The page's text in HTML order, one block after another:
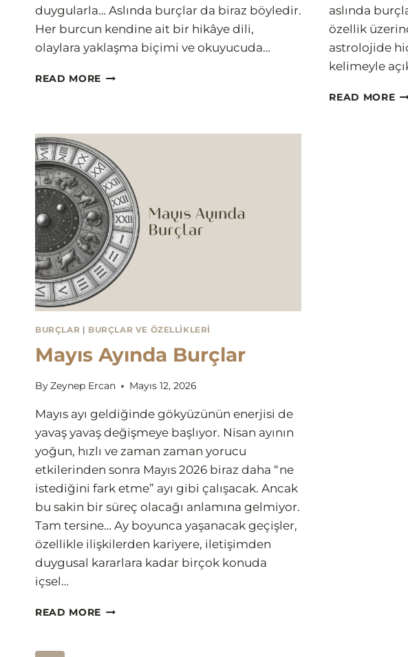
duygularla… Aslında burçlar da biraz böyledir.
Her burcun kendine ait bir hikâye dili,
olaylara yaklaşma biçimi ve okuyucuda…
READ MORE BURÇLAR
aslında
özellik
astrolojide
kelimeyle
READ MORE
BURÇLAR | BURÇLAR VE ÖZELLIKLERI
Mayıs Ayında Burçlar
ByZeynep Ercan Mayıs 12, 2026
Mayıs ayı geldiğinde gökyüzünün enerjisi de
yavaş yavaş değişmeye başlıyor. Nisan ayının
yoğun, hızlı ve zaman zaman yorucu
etkilerinden sonra Mayıs 2026 biraz daha “ne
istediğini fark etme” ayı gibi çalışacak. Ancak
bu sakin bir süreç olacağı anlamına gelmiyor.
Tam tersine… Ay boyunca yaşanacak geçişler,
özellikle ilişkilerden kariyere, iletişimden
duygusal kararlara kadar birçok konuda
içsel…
READ MORE MAYIS